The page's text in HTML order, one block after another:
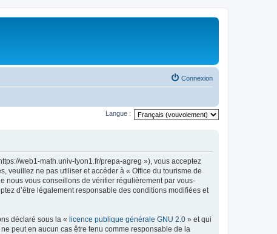
Connexion
Langue :
web1-math.univ-lyon1.fr/prepa-agreg »), vous acceptez
veuillez ne pas utiliser et accéder à « Office du tourisme de
nous vous conseillons de vérifier régulièrement par vous-
d’être légalement responsable des conditions modifiées et
déclaré sous la « licence publique générale GNU 2.0 » et qui
peut en aucun cas être tenu comme responsable de la